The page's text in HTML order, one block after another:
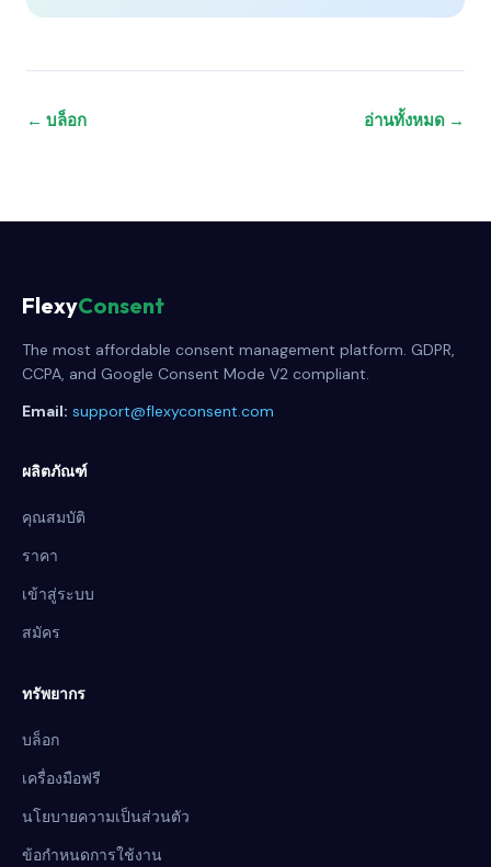
← บล็อก อ่านทั้งหมด →
FlexyConsent
The most affordable consent management platform. GDPR,
CCPA, and Google Consent Mode V2 compliant.
Email: support@flexyconsent.com
ผลิตภัณฑ์
คุณสมบัติ
ราคา
เข้าสู่ระบบ
สมัคร
ทรัพยากร
บล็อก
เครื่องมือฟรี
นโยบายความเป็นส่วนตัว
ข้อกำหนดการใช้งาน